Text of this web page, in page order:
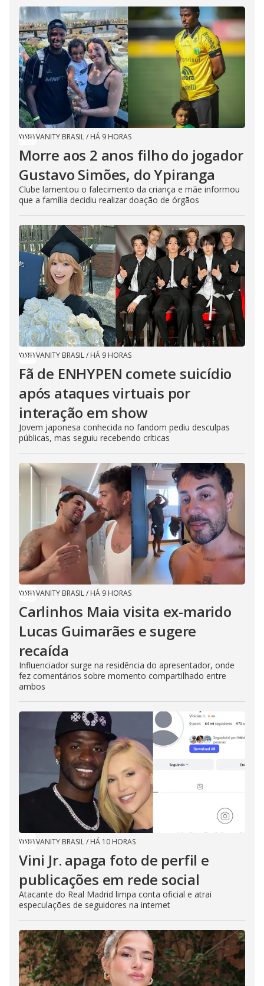
VANITY BRASIL/ HÁ 9 HORAS
Morre aos 2 anos filho do jogador
Gustavo Simões, do Ypiranga
Clube lamentou o falecimento da criança e mãe informou
que a família decidiu realizar doação de órgãos
VANITY BRASIL/ HÁ 9 HORAS
Fã de ENHYPEN comete suicídio
após ataques virtuais por
interação em show
Jovem japonesa conhecida no fandom pediu desculpas
públicas, mas seguiu recebendo críticas
VANITY BRASIL/ HÁ 9 HORAS
Carlinhos Maia visita ex-marido
Lucas Guimarães e sugere
recaída
Influenciador surge na residência do apresentador, onde
fez comentários sobre momento compartilhado entre
ambos
VANITY BRASIL/ HÁ 10 HORAS
Vini Jr. apaga foto de perfil e
publicações em rede social
Atacante do Real Madrid limpa conta oficial e atrai
especulações de seguidores na internet